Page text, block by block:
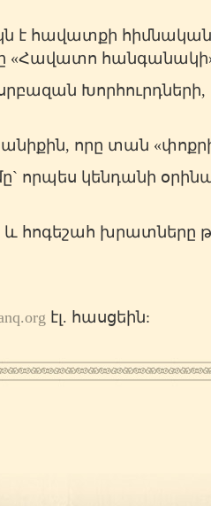
է հավատքի հիմնական
«Հավատո հանգանակի»
Խորհուրդների,
որը տան
որպես կենդանի
հոգեշահ խրատները
էլ. հասցեին: